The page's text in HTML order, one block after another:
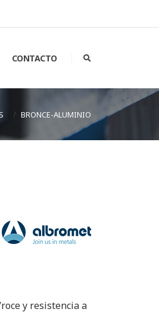
CONTACTO
BRONCE-ALUMINIO
y resistencia a